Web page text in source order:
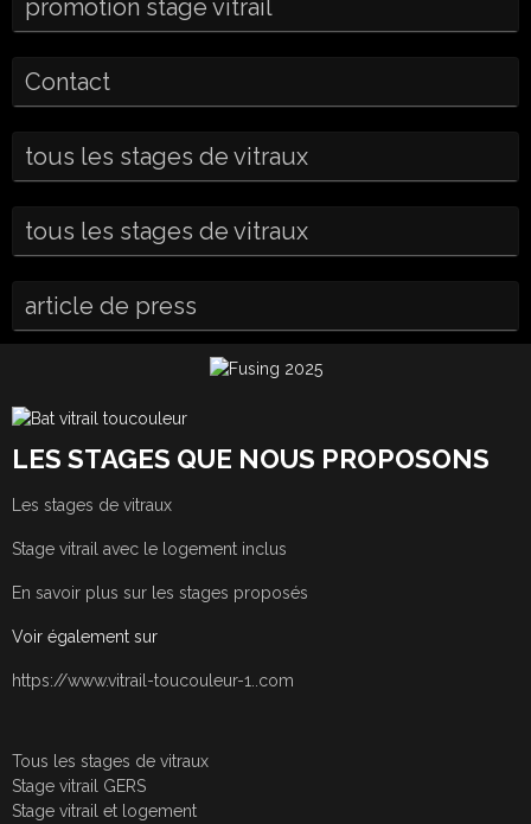
promotion stage vitrail
Contact
tous les stages de vitraux
tous les stages de vitraux
article de press
LES STAGES QUE NOUS PROPOSONS
Les stages de vitraux
Stage vitrail avec le logement inclus
En savoir plus sur les stages proposés
Voir également sur
https://www.vitrail-toucouleur-1..com
Tous les stages de vitraux
Stage vitrail GERS
Stage vitrail et logement